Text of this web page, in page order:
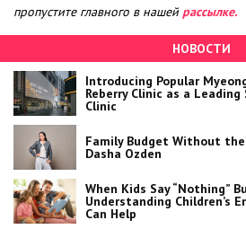
пропустите главного в нашей рассылке.
НОВОСТИ
Introducing Popular
Reberry Clinic as a
Clinic
Family Budget Without
Dasha Ozden
When Kids Say “Nothing”
Understanding Children’s
Can Help